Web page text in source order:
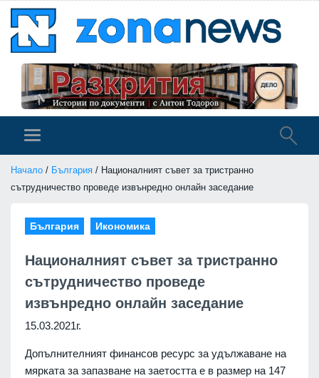
Начало / България / Националният съвет за тристранно
сътрудничество проведе извънредно онлайн заседание
България Икономика
Националният съвет за тристранно
сътрудничество проведе
извънредно онлайн заседание
15.03.2021г.
Допълнителният финансов ресурс за удължаване на
мярката за запазване на заетостта е в размер на 147